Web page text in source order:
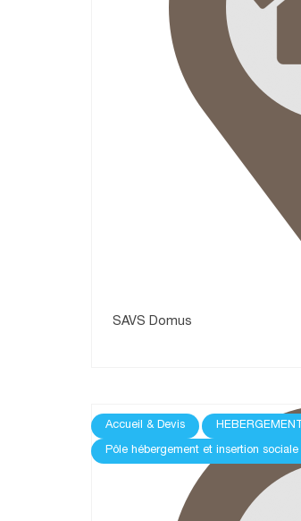
SAVS Domus
Accueil & Devis HEBERGEMENT
Pôle hébergement et insertion sociale